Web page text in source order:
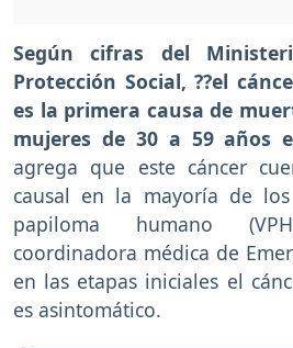
Según cifras del
Protección Social, ??el
es la primera causa de
mujeres de 30 a 59 años
agrega que este cáncer
causal en la mayoría de
papiloma humano
coordinadora médica de
en las etapas iniciales el
es asintomático.